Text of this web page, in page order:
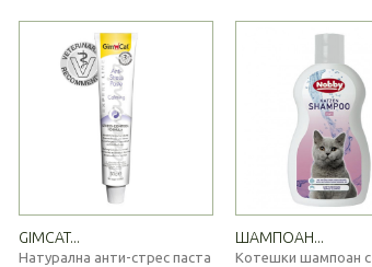
GIMCAT...
Натурална анти-стрес паста
ШАМПОАН...
Котешки шампоан с